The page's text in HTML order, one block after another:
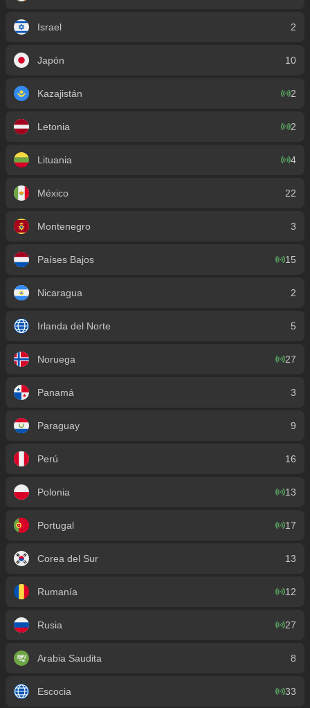
Israel 2
Japón 10
Kazajistán 2
Letonia 2
Lituania 4
México 22
Montenegro 3
Países Bajos 15
Nicaragua 2
Irlanda del Norte 5
Noruega 27
Panamá 3
Paraguay 9
Perú 16
Polonia 13
Portugal 17
Corea del Sur 13
Rumanía 12
Rusia 27
Arabia Saudita 8
Escocia 33